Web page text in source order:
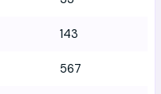
143
567